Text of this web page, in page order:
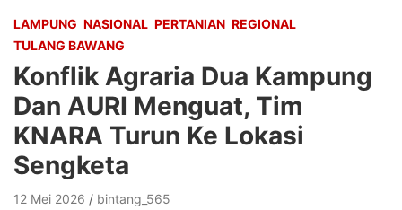
LAMPUNG NASIONAL PERTANIAN REGIONAL
TULANG BAWANG
Konflik Agraria Dua Kampung
Dan AURI Menguat, Tim
KNARA Turun Ke Lokasi
Sengketa
12 Mei 2026 bintang_565